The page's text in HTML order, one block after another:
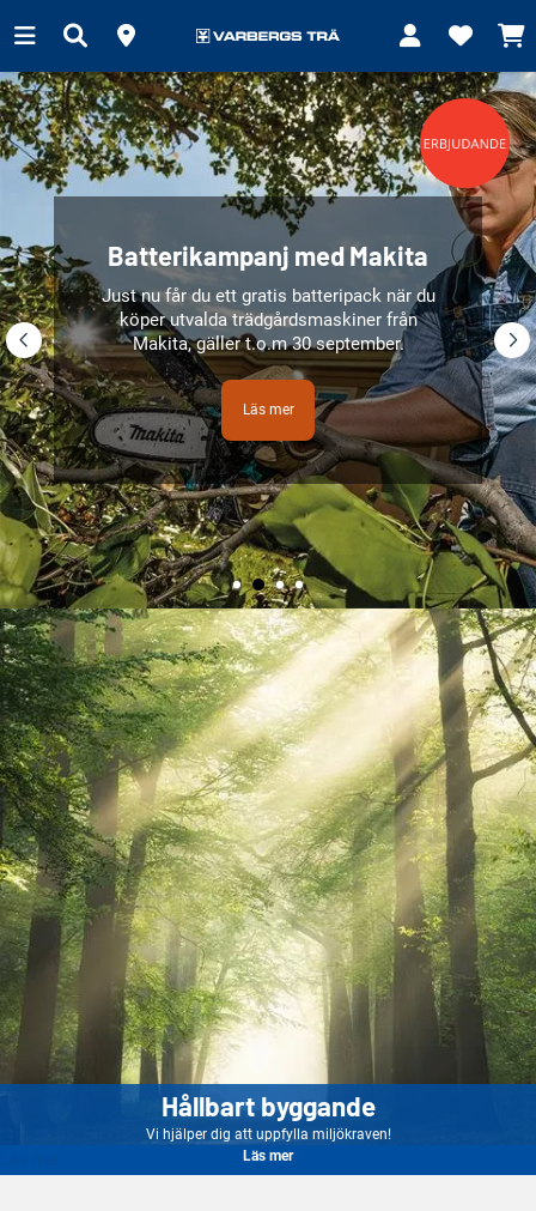
Batterikampanj med Makita
Just nu får du ett gratis batteripack när du
köper utvalda trädgårdsmaskiner från
Makita, gäller t.o.m 30 september.
Läs mer
Hållbart byggande
Vi hjälper dig att uppfylla miljökraven!
Läs mer